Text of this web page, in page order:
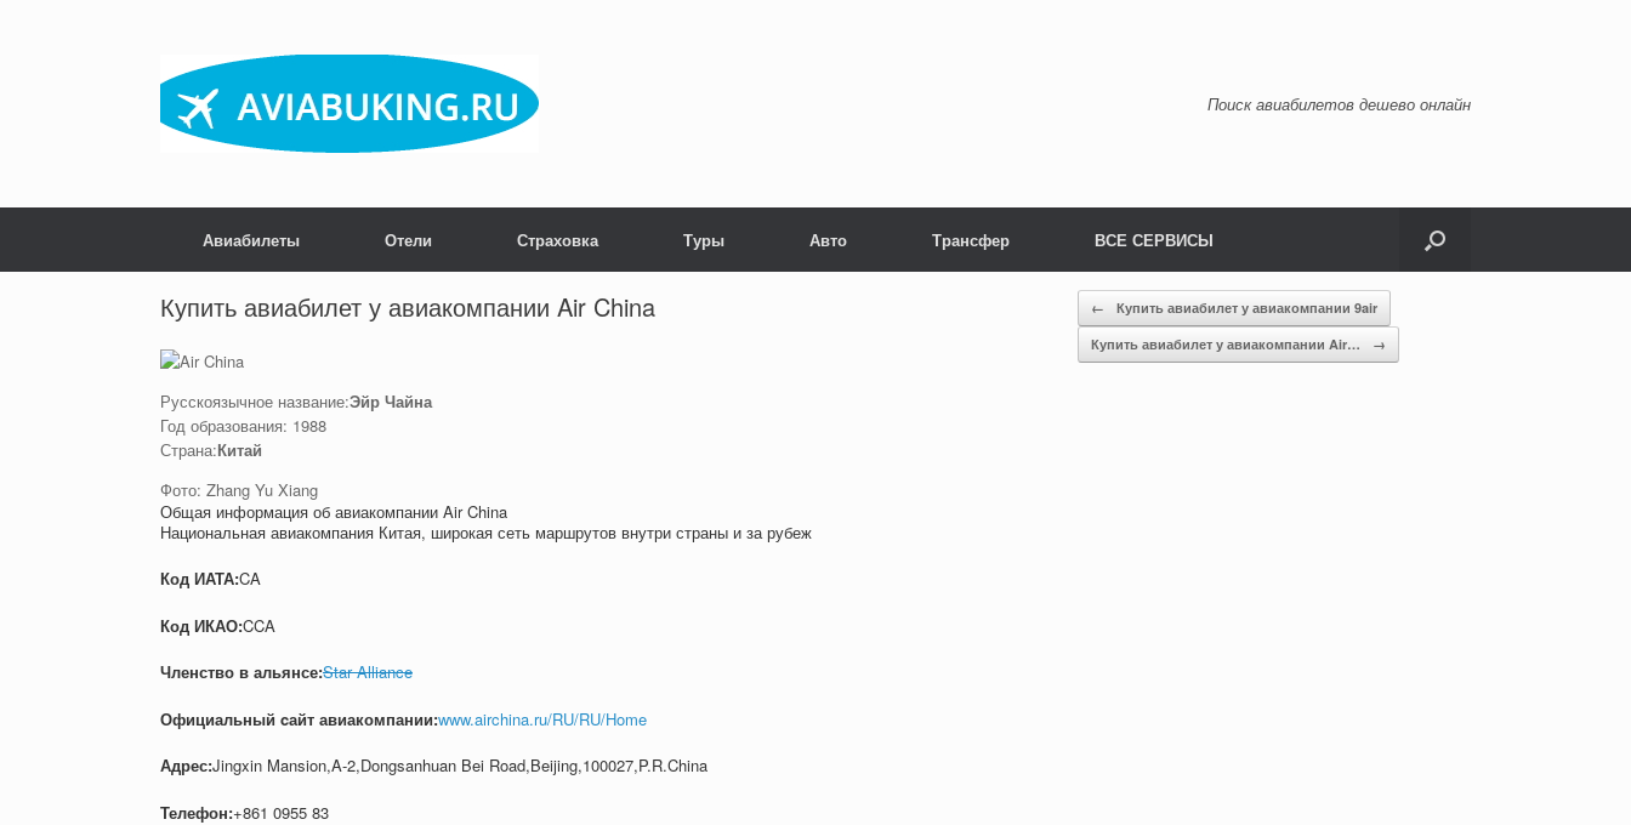
Поиск авиабилетов дешево онлайн
Авиабилеты Отели Страховка Туры Авто Трансфер ВСЕ СЕРВИСЫ
Купить авиабилет у авиакомпании Air China
Русскоязычное название:Эйр Чайна
Год образования: 1988
Страна:Китай
Фото: Zhang Yu Xiang
Общая информация об авиакомпании Air China
Национальная авиакомпания Китая, широкая сеть маршрутов внутри страны и за рубеж
Код ИАТА:CA
Код ИКАО:CCA
Членство в альянсе:Star Alliance
Официальный cайт авиакомпании:www.airchina.ru/RU/RU/Home
Адрес:Jingxin Mansion,A-2,Dongsanhuan Bei Road,Beijing,100027,P.R.China
Телефон:+861 0955 83
Post navigation ←
Купить авиабилет у авиакомпании 9air
Купить авиабилет у авиакомпании Air…
→